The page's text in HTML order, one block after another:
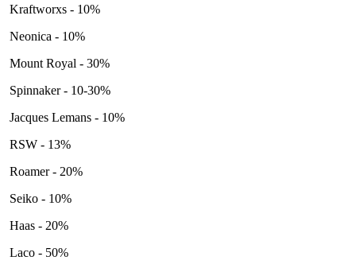
Kraftworxs - 10%
Neonica - 10%
Mount Royal - 30%
Spinnaker - 10-30%
Jacques Lemans - 10%
RSW - 13%
Roamer - 20%
Seiko - 10%
Haas - 20%
Laco - 50%